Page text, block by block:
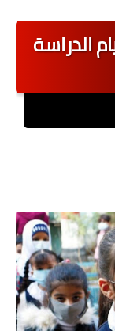
اليومية
الدراسة